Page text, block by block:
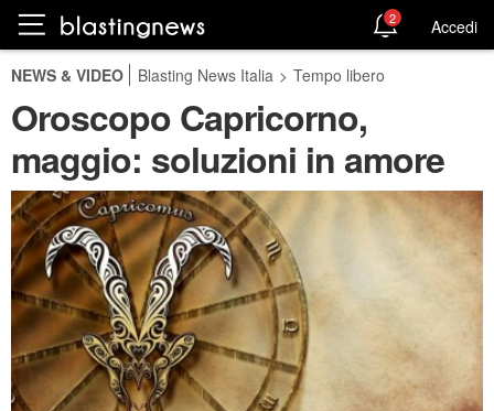
2 Accedi
NEWS & VIDEO Blasting News Italia > Tempo libero
Oroscopo Capricorno,
maggio: soluzioni in amore